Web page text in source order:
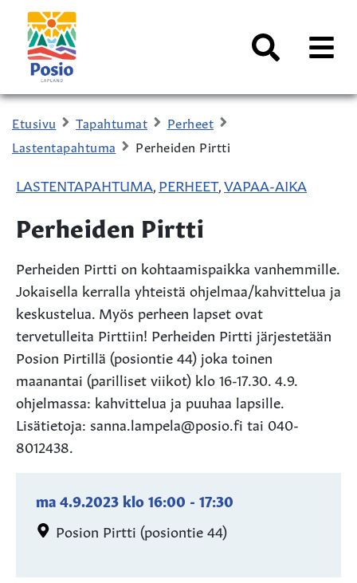
Siirry sisältöön
Kaupungin
logo
AVAA
Etusivu Tapahtumat
Perheet
Lastentapahtuma
Perheiden Pirtti
LASTENTAPAHTUMA PERHEET, VAPAA-AIKA
Perheiden Pirtti
Perheiden Pirtti on kohtaamispaikka vanhemmille.
Jokaisella kerralla yhteistä ohjelmaa/kahvittelua ja
keskustelua. Myös perheen lapset ovat
tervetulleita Pirttiin! Perheiden Pirtti järjestetään
Posion Pirtillä (posiontie 44) joka toinen
maanantai (parilliset viikot) klo 16-17.30. 4.9.
ohjelmassa: kahvittelua ja puuhaa lapsille.
Lisätietoja: sanna.lampela@posio.fi tai 040-
8012438.
ma 4.9.2023klo16:00 - 17:30
Posion Pirtti (posiontie 44)